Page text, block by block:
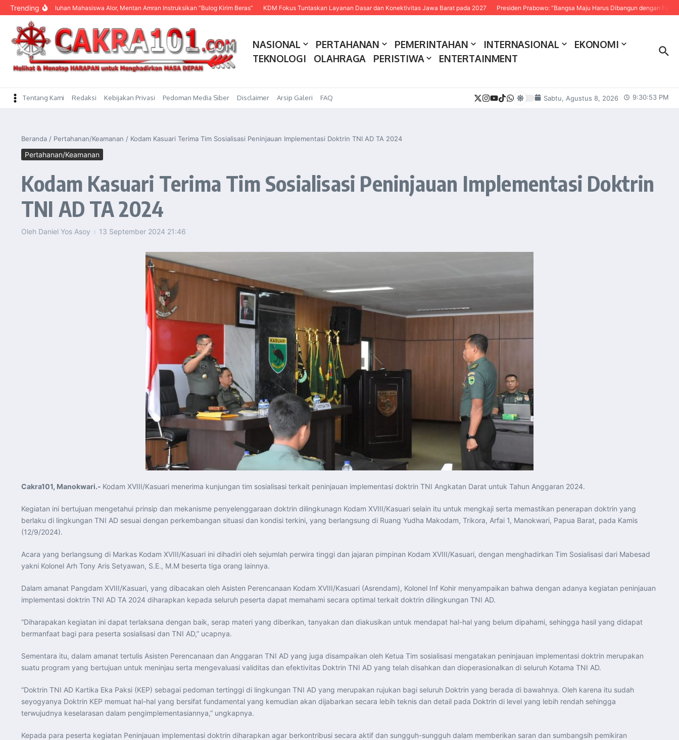
content
Trending
Keluhan Mahasiswa Alor, Mentan Amran Instruksikan “Bulog Kirim Beras” KDM Fokus Tuntaskan Layanan Dasar dan Konektivitas Jawa Barat pada 2027 Presiden Prabowo: “Bangsa Maju Harus Dibangun dengan Fakta dan
NASIONAL PERTAHANAN PEMERINTAHAN INTERNASIONAL
EKONOMI
TEKNOLOGI
OLAHRAGA PERISTIWA ENTERTAINMENT
Tentang Kami Redaksi Kebijakan Privasi Pedoman Media Siber Disclaimer Arsip Galeri FAQ Sabtu, Agustus 8, 2026 9:30:54 PM
Beranda / Pertahanan/Keamanan / Kodam Kasuari Terima Tim Sosialisasi Peninjauan Implementasi Doktrin TNI AD TA 2024
Pertahanan/Keamanan
Kodam Kasuari Terima Tim Sosialisasi Peninjauan Implementasi Doktrin
TNI AD TA 2024
Oleh Daniel Yos Asoy 13 September 2024 21:46
Cakra101, Manokwari.- Kodam XVIII/Kasuari menerima kunjungan tim sosialisasi terkait peninjauan implementasi doktrin TNI Angkatan Darat untuk Tahun Anggaran 2024.
Kegiatan ini bertujuan mengetahui prinsip dan mekanisme penyelenggaraan doktrin dilingkunagn Kodam XVIII/Kasuari selain itu untuk mengkaji serta memastikan penerapan doktrin yang
berlaku di lingkungan TNI AD sesuai dengan perkembangan situasi dan kondisi terkini, yang berlangsung di Ruang Yudha Makodam, Trikora, Arfai 1, Manokwari, Papua Barat, pada Kamis
(12/9/2024).
Acara yang berlangsung di Markas Kodam XVIII/Kasuari ini dihadiri oleh sejumlah perwira tinggi dan jajaran pimpinan Kodam XVIII/Kasuari, dengan menghadirkan Tim Sosialisasi dari Mabesad
yakni Kolonel Arh Tony Aris Setyawan, S.E., M.M beserta tiga orang lainnya.
Dalam amanat Pangdam XVIII/Kasuari, yang dibacakan oleh Asisten Perencanaan Kodam XVIII/Kasuari (Asrendam), Kolonel Inf Kohir menyampaikan bahwa dengan adanya kegiatan peninjauan
implementasi doktrin TNI AD TA 2024 diharapkan kepada seluruh peserta dapat memahami secara optimal terkait doktrin dilingkungan TNI AD.
“Diharapakan kegiatan ini dapat terlaksana dengan baik, serap materi yang diberikan, tanyakan dan diakusikan untuk mendapat hal-hal yang belum dipahami, sehingga hasil yang didapat
bermanfaat bagi para peserta sosialisasi dan TNI AD,” ucapnya.
Sementara itu, dalam amanat tertulis Asisten Perencanaan dan Anggaran TNI AD yang juga disampaikan oleh Ketua Tim sosialisasi mengatakan peninjauan implementasi doktrin merupakan
suatu program yang bertujuan untuk meninjau serta mengevaluasi validitas dan efektivitas Doktrin TNI AD yang telah disahkan dan dioperasionalkan di seluruh Kotama TNI AD.
“Doktrin TNI AD Kartika Eka Paksi (KEP) sebagai pedoman tertinggi di lingkungan TNI AD yang merupakan rujukan bagi seluruh Doktrin yang berada di bawahnya. Oleh karena itu sudah
seyogyanya Doktrin KEP memuat hal-hal yang bersifat fundamental yang kemudian akan dijabarkan secara lebih teknis dan detail pada Doktrin di level yang lebih rendah sehingga
terwujudnya keselarasan dalam pengimplementasiannya,” ungkapnya.
Kepada para peserta kegiatan Peninjauan implementasi doktrin diharapkan agar berkontribusi secara aktif dan sungguh-sungguh dalam memberikan saran dan sumbangsih pemikiran